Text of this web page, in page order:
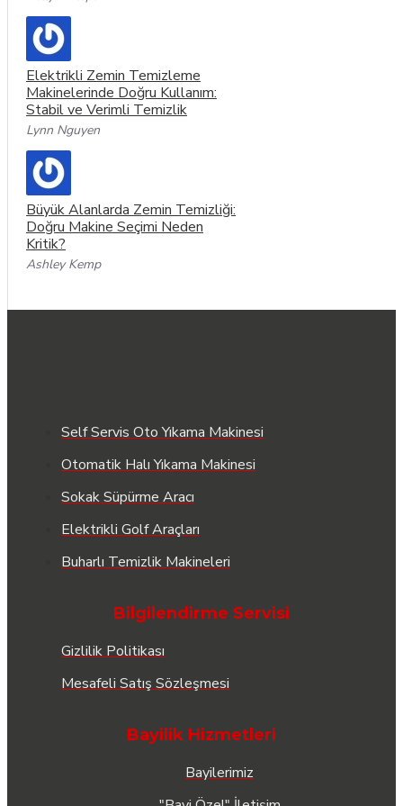
Elektrikli Zemin Temizleme
Makinelerinde Doğru Kullanım:
Stabil ve Verimli Temizlik
Lynn Nguyen
Büyük Alanlarda Zemin Temizliği:
Doğru Makine Seçimi Neden
Kritik?
Ashley Kemp
Self Servis Oto Yıkama Makinesi
Otomatik Halı Yıkama Makinesi
Sokak Süpürme Aracı
Elektrikli Golf Araçları
Buharlı Temizlik Makineleri
Bilgilendirme Servisi
Gizlilik Politikası
Mesafeli Satış Sözleşmesi
Bayilik Hizmetleri
Bayilerimiz